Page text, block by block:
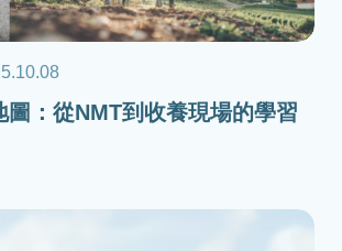
圖：從NMT到收養現場的學習